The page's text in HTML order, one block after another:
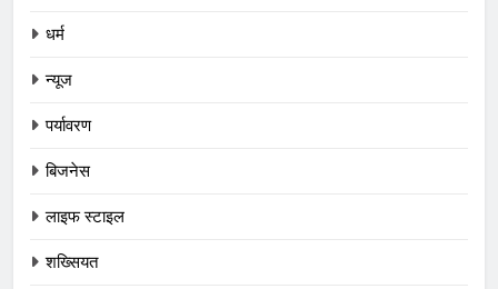
धर्म
न्यूज
पर्यावरण
बिजनेस
लाइफ स्टाइल
शख्सियत